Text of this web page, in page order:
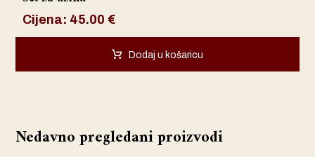
Cijena: 45.00 €
Dodaj u košaricu
Nedavno pregledani proizvodi